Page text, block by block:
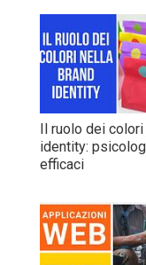
Il ruolo dei
identity:
efficaci